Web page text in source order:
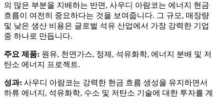
의 많은 부분을 지배하는 반면, 사우디 아람코는 에너지 현금
흐름이 여전히 중요하다는 것을 보여줍니다. 그 규모, 매장량
및 낮은 생산 비용은 글로벌 석유 산업에서 가장 강력한 기업
중 하나로 만듭니다.
주요 제품: 원유, 천연가스, 정제, 석유화학, 에너지 분배 및 저
탄소 에너지 프로젝트.
성과: 사우디 아람코는 강력한 현금 흐름 생성을 유지하면서
하류 에너지, 석유화학, 수소 및 저탄소 기술에 대한 투자를 계